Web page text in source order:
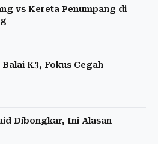
vs Kereta Penumpang di
K3, Fokus Cegah
Dibongkar, Ini Alasan